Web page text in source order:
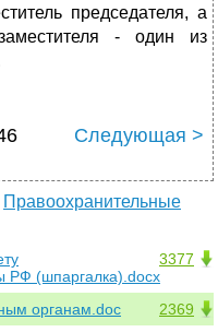
председателя, а
- один из
Следующая >
Правоохранительные
3377
РФ (шпаргалка).docx
2369
органам.doc